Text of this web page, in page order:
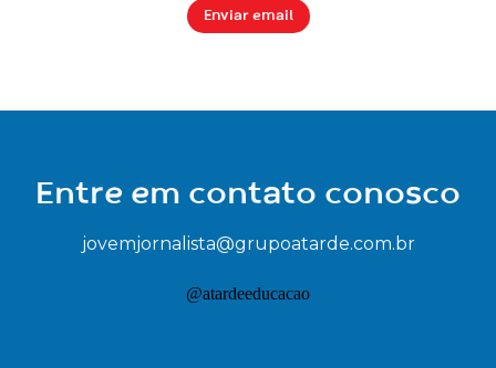
Enviar email
Entre em contato conosco
jovemjornalista@grupoatarde.com.br
@atardeeducacao